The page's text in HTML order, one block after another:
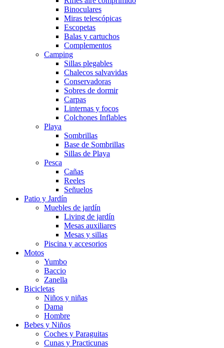
Binoculares
Miras telescópicas
Escopetas
Balas y cartuchos
Complementos
Camping
Sillas plegables
Chalecos salvavidas
Conservadoras
Sobres de dormir
Carpas
Linternas y focos
Colchones Inflables
Playa
Sombrillas
Base de Sombrillas
Sillas de Playa
Pesca
Cañas
Reeles
Señuelos
Patio y Jardín
Muebles de jardín
Living de jardín
Mesas auxiliares
Mesas y sillas
Piscina y accesorios
Motos
Yumbo
Baccio
Zanella
Bicicletas
Niños y niñas
Dama
Hombre
Bebes y Niños
Coches y Paraguitas
Cunas y Practicunas